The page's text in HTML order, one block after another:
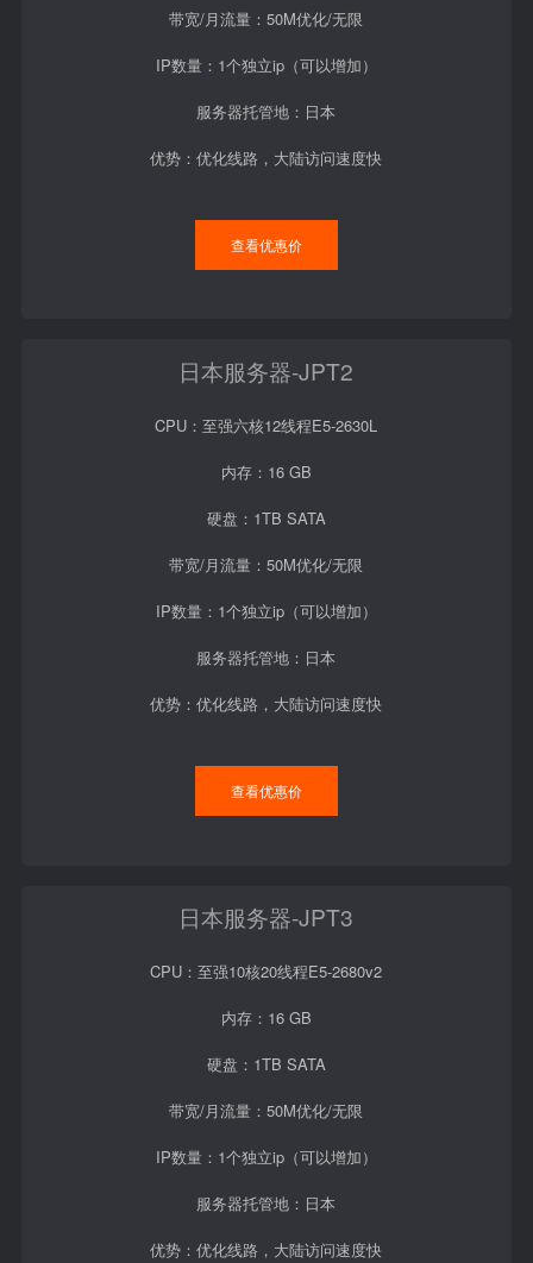
带宽/月流量：50M优化/无限
IP数量：1个独立ip（可以增加）
服务器托管地：日本
优势：优化线路，大陆访问速度快
查看优惠价
日本服务器-JPT2
CPU：至强六核12线程E5-2630L
内存：16 GB
硬盘：1TB SATA
带宽/月流量：50M优化/无限
IP数量：1个独立ip（可以增加）
服务器托管地：日本
优势：优化线路，大陆访问速度快
查看优惠价
日本服务器-JPT3
CPU：至强10核20线程E5-2680v2
内存：16 GB
硬盘：1TB SATA
带宽/月流量：50M优化/无限
IP数量：1个独立ip（可以增加）
服务器托管地：日本
优势：优化线路，大陆访问速度快